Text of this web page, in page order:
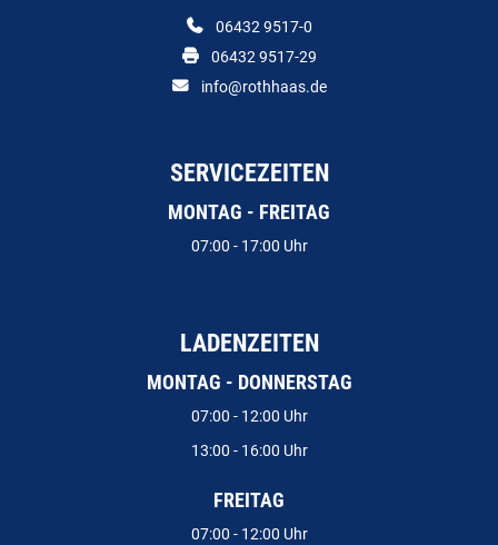
06432 9517-0
06432 9517-29
info@rothhaas.de
SERVICEZEITEN
MONTAG - FREITAG
07:00 - 17:00 Uhr
LADENZEITEN
MONTAG - DONNERSTAG
07:00 - 12:00 Uhr
13:00 - 16:00 Uhr
FREITAG
07:00 - 12:00 Uhr